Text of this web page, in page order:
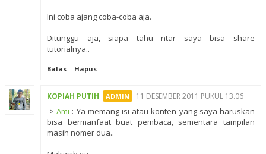
Ini coba ajang coba-coba aja.
Ditunggu aja, siapa tahu ntar saya bisa share
tutorialnya..
Balas Hapus
KOPIAH PUTIH 11 DESEMBER 2011 PUKUL 13.06
->Ami : Ya memang isi atau konten yang saya haruskan
bisa bermanfaat buat pembaca, sementara tampilan
masih nomer dua..